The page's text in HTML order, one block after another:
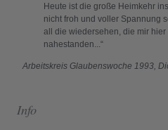
Heute ist die große Heimkehr
nicht froh und voller Spannung
all die wiedersehen, die mir
nahestanden...“
Arbeitskreis Glaubenswoche 1993,
Info